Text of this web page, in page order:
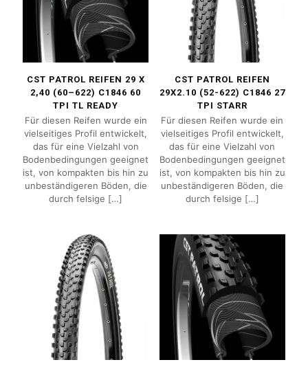
CST PATROL REIFEN 29 X
2,40 (60–622) C1846 60
TPI TL READY
Für diesen Reifen wurde ein
vielseitiges Profil entwickelt,
das für eine Vielzahl von
Bodenbedingungen geeignet
ist, von kompakten bis hin zu
unbeständigeren Böden, die
durch felsige […]
CST PATROL REIFEN
29X2.10 (52-622) C1846 27
TPI STARR
Für diesen Reifen wurde ein
vielseitiges Profil entwickelt,
das für eine Vielzahl von
Bodenbedingungen geeignet
ist, von kompakten bis hin zu
unbeständigeren Böden, die
durch felsige […]